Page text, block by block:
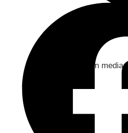
Jaa sosiaaliseen mediaan